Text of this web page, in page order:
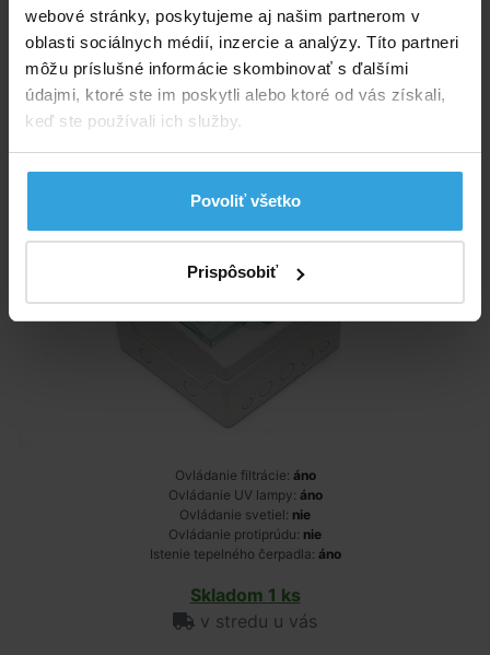
webové stránky, poskytujeme aj našim partnerom v
oblasti sociálnych médií, inzercie a analýzy. Títo partneri
môžu príslušné informácie skombinovať s ďalšími
údajmi, ktoré ste im poskytli alebo ktoré od vás získali,
keď ste používali ich služby.
Povoliť všetko
Prispôsobiť
do košíka
Automatické ovládanie pre filtráciu - F1S s pevným
prívodom a pripojením tepelného čerpadla
Ovládanie filtrácie: áno
Ovládanie UV lampy: áno
Ovládanie svetiel: nie
Ovládanie protiprúdu: nie
Istenie tepelného čerpadla: áno
Skladom 1 ks
v stredu u vás